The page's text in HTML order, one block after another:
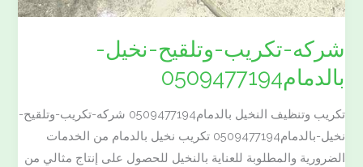
شركه-تكريب-وتلقيح-نخيل-
بالدمام0509477194
تكريب وتنظيف النخيل بالدمام0509477194 شركه-تكريب-وتلقيح-
نخيل-بالدمام0509477194 تكريب نخيل بالدمام من الخدمات
الضرورية والمطلوبة للعناية بالنخيل للحصول على إنتاج مثالي من